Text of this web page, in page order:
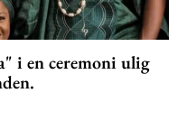
i en ceremoni ulig